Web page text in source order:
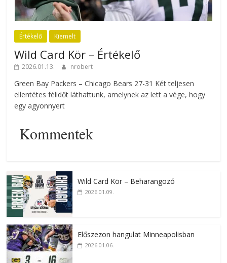
Értékelő Kiemelt
Wild Card Kör – Értékelő
2026.01.13. nrobert
Green Bay Packers – Chicago Bears 27-31 Két teljesen
ellentétes félidőt láthattunk, amelynek az lett a vége, hogy
egy agyonnyert
Kommentek
Wild Card Kör – Beharangozó
2026.01.09.
Előszezon hangulat Minneapolisban
2026.01.06.